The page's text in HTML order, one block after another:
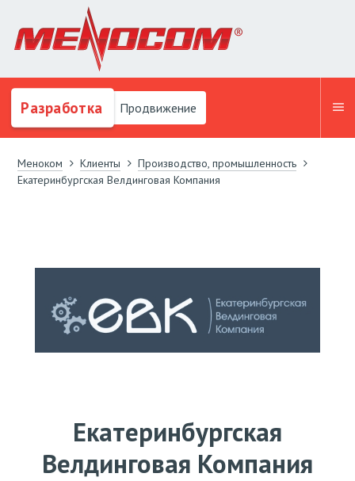
Разработка Продвижение
Меноком Клиенты
Производство, промышленность
Екатеринбургская Велдинговая Компания
Екатеринбургская
Велдинговая Компания